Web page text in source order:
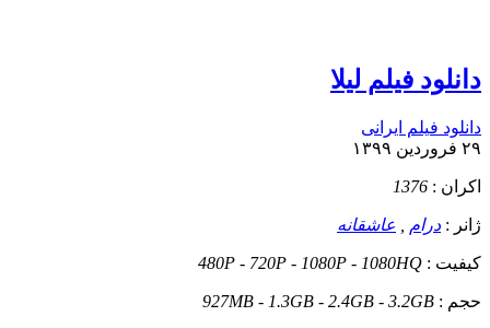
دانلود فیلم لیلا
دانلود فیلم ایرانی
۲۹ فروردین ۱۳۹۹
اکران : 1376
ژانر : درام عاشقانه
کيفيت : 480P - 720P - 1080P - 1080HQ
حجم : 927MB - 1.3GB - 2.4GB - 3.2GB